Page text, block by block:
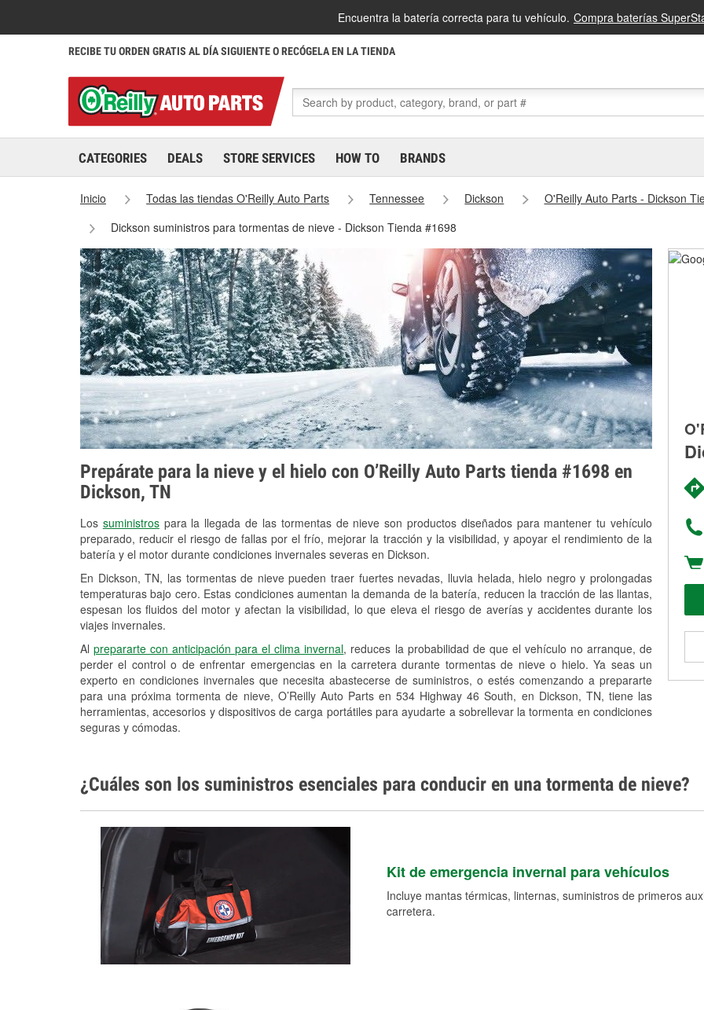
Encuentra la batería correcta para tu vehículo. Compra baterías
RECIBE TU ORDEN GRATIS AL DÍA SIGUIENTE O RECÓGELA EN LA TIENDA
CATEGORIES DEALS STORE SERVICES HOW TO BRANDS
Inicio Todas las tiendas O'Reilly Auto Parts Tennessee Dickson
O'Reilly Auto Parts - Dickson
Dickson suministros para tormentas de nieve - Dickson Tienda #1698
Prepárate para la nieve y el hielo con O’Reilly Auto Parts tienda #1698 en
Dickson, TN
Los suministrospara la llegada de las tormentas de nieve son productos diseñados para mantener tu vehículo
preparado, reducir el riesgo de fallas por el frío, mejorar la tracción y la visibilidad, y apoyar el rendimiento de la
batería y el motor durante condiciones invernales severas en Dickson.
En Dickson, TN, las tormentas de nieve pueden traer fuertes nevadas, lluvia helada, hielo negro y prolongadas
temperaturas bajo cero. Estas condiciones aumentan la demanda de la batería, reducen la tracción de las llantas,
espesan los fluidos del motor y afectan la visibilidad, lo que eleva el riesgo de averías y accidentes durante los
viajes invernales.
Alprepararte con anticipación para el clima invernal, reduces la probabilidad de que el vehículo no arranque, de
perder el control o de enfrentar emergencias en la carretera durante tormentas de nieve o hielo. Ya seas un
experto en condiciones invernales que necesita abastecerse de suministros, o estés comenzando a prepararte
para una próxima tormenta de nieve, O’Reilly Auto Parts en 534 Highway 46 South, en Dickson, TN, tiene las
herramientas, accesorios y dispositivos de carga portátiles para ayudarte a sobrellevar la tormenta en condiciones
seguras y cómodas.
¿Cuáles son los suministros esenciales para conducir en una tormenta de nieve?
Kit de emergencia invernal para vehículos
Incluye mantas térmicas, linternas, suministros de primeros
carretera.